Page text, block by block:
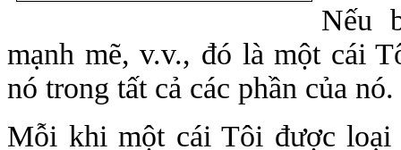
Nếu
mạnh mẽ, v.v., đó là một cái
nó trong tất cả các phần của nó.
Mỗi khi một cái Tôi được loại